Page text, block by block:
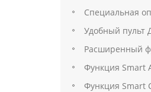
Специальная
Удобный пульт
Расширенный
Функция Smart
Функция Smart